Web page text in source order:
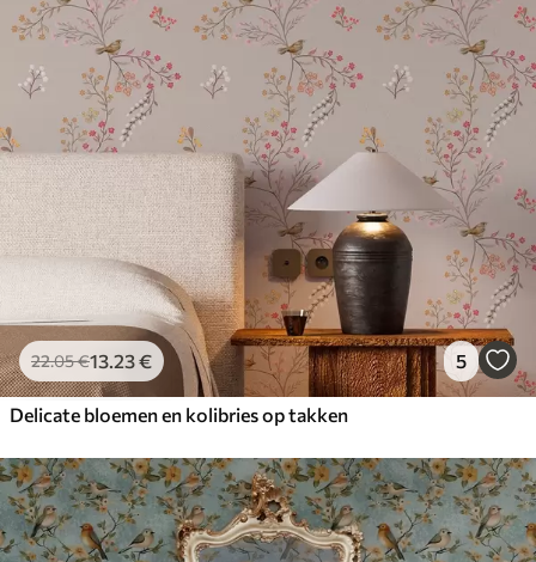
22.05€13.23€ 5
Delicate bloemen en kolibries op takken